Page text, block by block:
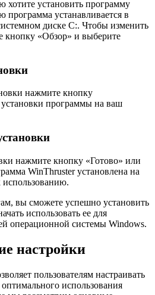
хотите установить программу
устанавливается в
диске C:. Чтобы изменить
кнопку «Обзор» и выберите
нажмите кнопку
установки программы на ваш
нажмите кнопку «Готово» или
WinThruster установлена на
вы сможете успешно установить
использовать ее для
операционной системы Windows.
настройки
пользователям настраивать
использования